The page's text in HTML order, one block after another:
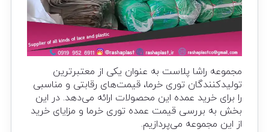
مجموعه راشا پلاست به عنوان یکی از معتبرترین
تولیدکنندگان توری خرما، قیمت‌های رقابتی و مناسبی
را برای خرید عمده این محصولات ارائه می‌دهد. در این
بخش به بررسی قیمت عمده توری خرما و مزایای خرید
از این مجموعه می‌پردازیم.